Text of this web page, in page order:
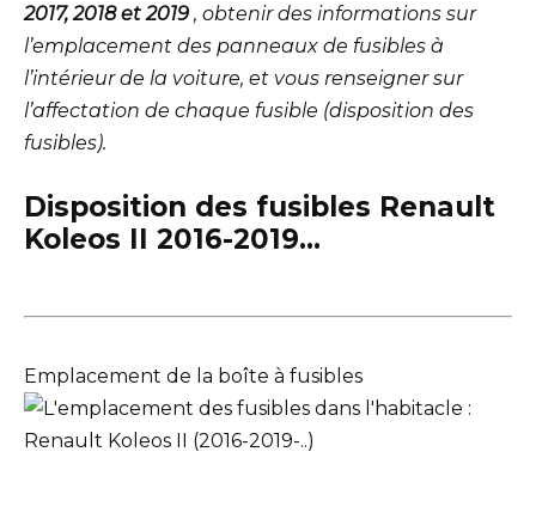
2017, 2018 et 2019 , obtenir des informations sur
l’emplacement des panneaux de fusibles à
l’intérieur de la voiture, et vous renseigner sur
l’affectation de chaque fusible (disposition des
fusibles).
Disposition des fusibles Renault
Koleos II 2016-2019…
Emplacement de la boîte à fusibles